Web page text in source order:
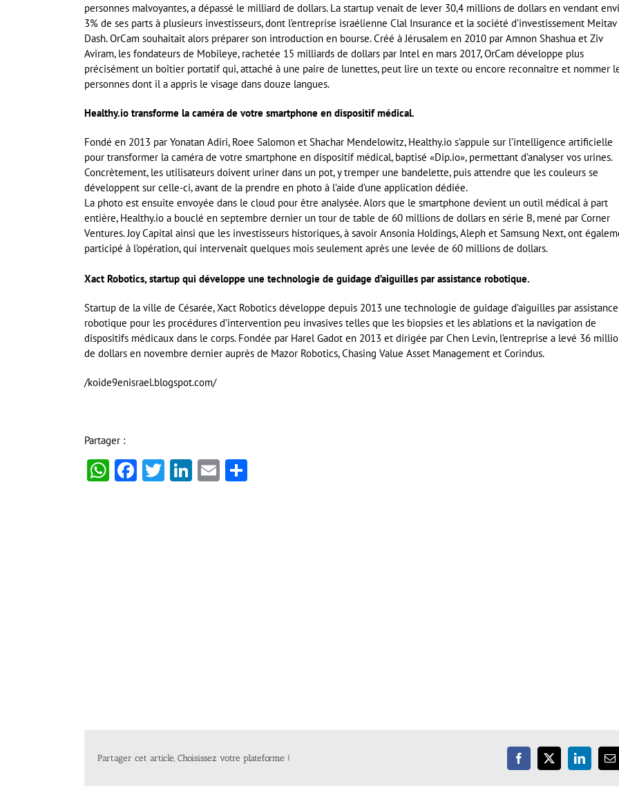
personnes malvoyantes, a dépassé le milliard de dollars. La startup venait de lever 30,4 millions de dollars en vendant
3% de ses parts à plusieurs investisseurs, dont l’entreprise israélienne Clal Insurance et la société d’investissement Meitav
Dash. OrCam souhaitait alors préparer son introduction en bourse. Créé à Jérusalem en 2010 par Amnon Shashua et Ziv
Aviram, les fondateurs de Mobileye, rachetée 15 milliards de dollars par Intel en mars 2017, OrCam développe plus
précisément un boîtier portatif qui, attaché à une paire de lunettes, peut lire un texte ou encore reconnaître et nommer
personnes dont il a appris le visage dans douze langues.
Healthy.io transforme la caméra de votre smartphone en dispositif médical.
Fondé en 2013 par Yonatan Adiri, Roee Salomon et Shachar Mendelowitz, Healthy.io s’appuie sur l’intelligence artificielle
pour transformer la caméra de votre smartphone en dispositif médical, baptisé «Dip.io», permettant d’analyser vos urines.
Concrètement, les utilisateurs doivent uriner dans un pot, y tremper une bandelette, puis attendre que les couleurs se
développent sur celle-ci, avant de la prendre en photo à l’aide d’une application dédiée.
La photo est ensuite envoyée dans le cloud pour être analysée. Alors que le smartphone devient un outil médical à part
entière, Healthy.io a bouclé en septembre dernier un tour de table de 60 millions de dollars en série B, mené par Corner
Ventures. Joy Capital ainsi que les investisseurs historiques, à savoir Ansonia Holdings, Aleph et Samsung Next, ont
participé à l’opération, qui intervenait quelques mois seulement après une levée de 60 millions de dollars.
Xact Robotics, startup qui développe une technologie de guidage d’aiguilles par assistance robotique.
Startup de la ville de Césarée, Xact Robotics développe depuis 2013 une technologie de guidage d’aiguilles par assistance
robotique pour les procédures d’intervention peu invasives telles que les biopsies et les ablations et la navigation de
dispositifs médicaux dans le corps. Fondée par Harel Gadot en 2013 et dirigée par Chen Levin, l’entreprise a levé 36
de dollars en novembre dernier auprès de Mazor Robotics, Chasing Value Asset Management et Corindus.
/koide9enisrael.blogspot.com/
Partager :
WhatsApp
Facebook
Twitter
LinkedIn
Email
Partager cet article, Choisissez votre plateforme ! Facebook
X LinkedIn